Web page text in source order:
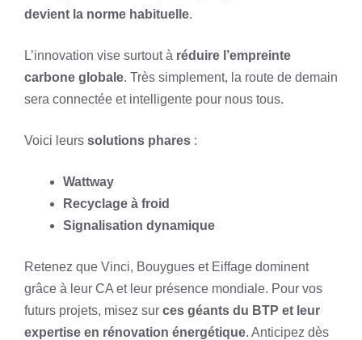
devient la norme habituelle.
L’innovation vise surtout à réduire l’empreinte
carbone globale. Très simplement, la route de demain
sera connectée et intelligente pour nous tous.
Voici leurs solutions phares :
Wattway
Recyclage à froid
Signalisation dynamique
Retenez que Vinci, Bouygues et Eiffage dominent
grâce à leur CA et leur présence mondiale. Pour vos
futurs projets, misez sur ces géants du BTP et leur
expertise en rénovation énergétique. Anticipez dès